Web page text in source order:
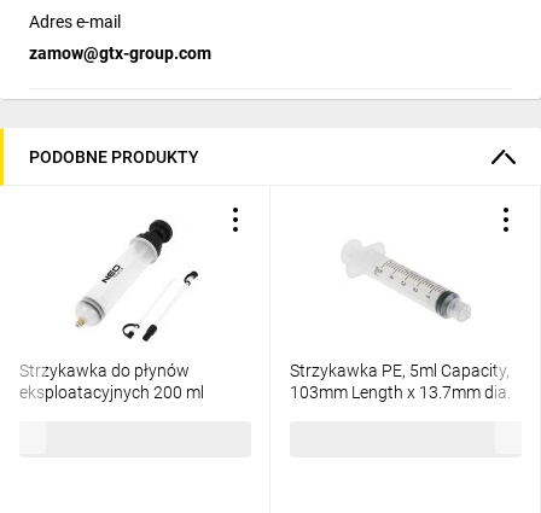
Adres e-mail
zamow@gtx-group.com
PODOBNE PRODUKTY
Strzykawka do płynów
eksploatacyjnych 200 ml
Strzykawka PE, 5ml Capacity,
103mm Length x 13.7mm dia.